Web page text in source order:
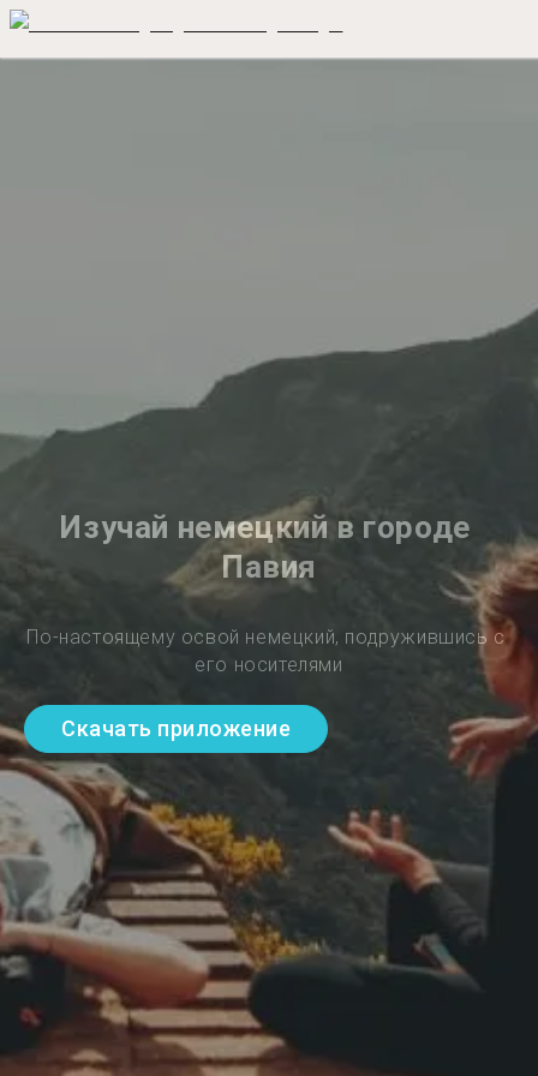
Изучай немецкий в городе
Павия
По-настоящему освой немецкий, подружившись с
его носителями
Скачать приложение